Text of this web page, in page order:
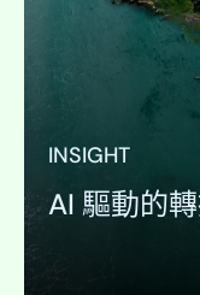
INSIGHT
AI 驅動的